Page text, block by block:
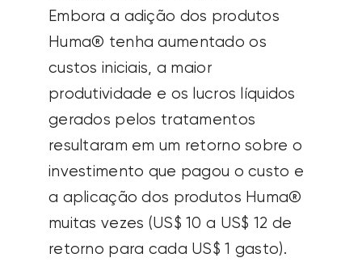
Embora a adição dos produtos
Huma® tenha aumentado os
custos iniciais, a maior
produtividade e os lucros líquidos
gerados pelos tratamentos
resultaram em um retorno sobre o
investimento que pagou o custo e
a aplicação dos produtos Huma®
muitas vezes (US$ 10 a US$ 12 de
retorno para cada US$ 1 gasto).